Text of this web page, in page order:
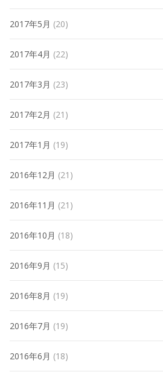
2017年5月 (20)
2017年4月 (22)
2017年3月 (23)
2017年2月 (21)
2017年1月 (19)
2016年12月 (21)
2016年11月 (21)
2016年10月 (18)
2016年9月 (15)
2016年8月 (19)
2016年7月 (19)
2016年6月 (18)